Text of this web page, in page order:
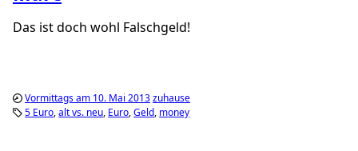
Das ist doch wohl Falschgeld!
Vormittags am 10. Mai 2013zuhause
5 Euro alt vs. neu Euro Geld money